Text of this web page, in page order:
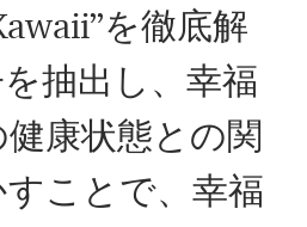
を徹底解
抽出し、幸福
康状態との関
ことで、幸福